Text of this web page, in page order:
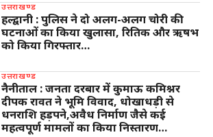
उत्तराखण्ड
हल्द्वानी : पुलिस ने दो अलग-अलग चोरी की
घटनाओं का किया खुलासा, रितिक और ऋषभ
को किया गिरफ्तार…
उत्तराखण्ड
नैनीताल : जनता दरबार में कुमाऊ कमिश्नर
दीपक रावत ने भूमि विवाद, धोखाधड़ी से
धनराशि हड़पने,अवैध निर्माण जैसे कई
महत्वपूर्ण मामलों का किया निस्तारण…